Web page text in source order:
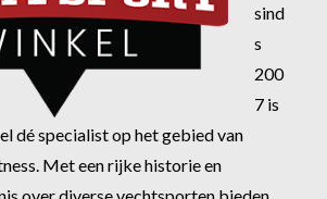
sind
s
200
7 is
dé specialist op het gebied van
Met een rijke historie en